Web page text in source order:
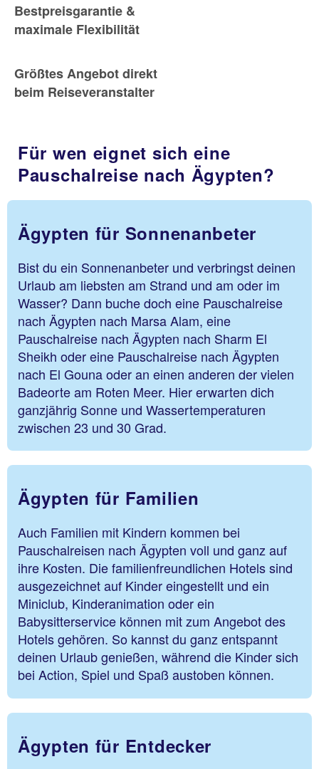
Bestpreisgarantie &
maximale Flexibilität
Größtes Angebot direkt
beim Reiseveranstalter
Für wen eignet sich eine
Pauschalreise nach Ägypten?
Ägypten für Sonnenanbeter
Bist du ein Sonnenanbeter und verbringst deinen
Urlaub am liebsten am Strand und am oder im
Wasser? Dann buche doch eine Pauschalreise
nach Ägypten nach Marsa Alam, eine
Pauschalreise nach Ägypten nach Sharm El
Sheikh oder eine Pauschalreise nach Ägypten
nach El Gouna oder an einen anderen der vielen
Badeorte am Roten Meer. Hier erwarten dich
ganzjährig Sonne und Wassertemperaturen
zwischen 23 und 30 Grad.
Ägypten für Familien
Auch Familien mit Kindern kommen bei
Pauschalreisen nach Ägypten voll und ganz auf
ihre Kosten. Die familienfreundlichen Hotels sind
ausgezeichnet auf Kinder eingestellt und ein
Miniclub, Kinderanimation oder ein
Babysitterservice können mit zum Angebot des
Hotels gehören. So kannst du ganz entspannt
deinen Urlaub genießen, während die Kinder sich
bei Action, Spiel und Spaß austoben können.
Ägypten für Entdecker